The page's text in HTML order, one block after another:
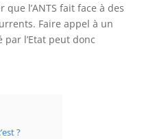
l’ANTS fait face à des
Faire appel à un
l’Etat peut donc
?